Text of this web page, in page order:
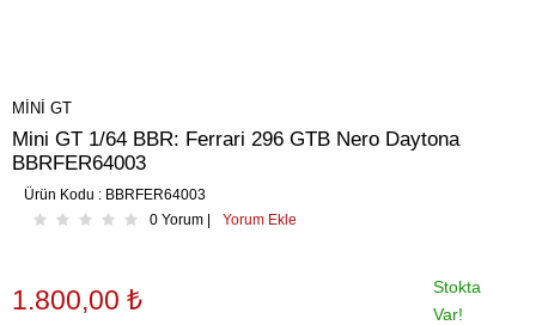
MINI GT
Mini GT 1/64 BBR: Ferrari 296 GTB Nero Daytona
BBRFER64003
Ürün Kodu : BBRFER64003
0 Yorum |
Yorum Ekle
1.800,00 ₺
Stokta
Var!